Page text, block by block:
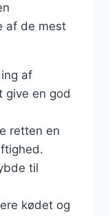
af de mest
af
give en god
retten en
til
kødet og